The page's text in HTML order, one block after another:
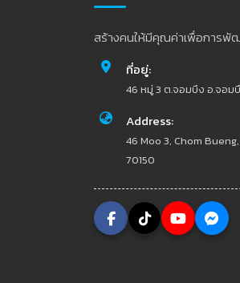
สร้างคนให้มีคุณค่าเพื่อการพั
ที่อยู่:
46 หมู่ 3 ต.จอมบึง อ.จอม
Address:
46 Moo 3, Chom
70150